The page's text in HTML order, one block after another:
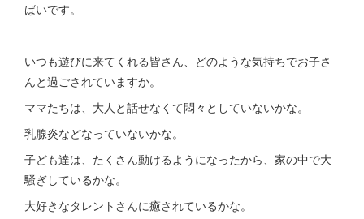
ばいです。
いつも遊びに来てくれる皆さん、どのような気持ちでお子さ
んと過ごされていますか。
ママたちは、大人と話せなくて悶々としていないかな。
乳腺炎などなっていないかな。
子ども達は、たくさん動けるようになったから、家の中で大
騒ぎしているかな。
大好きなタレントさんに癒されているかな。